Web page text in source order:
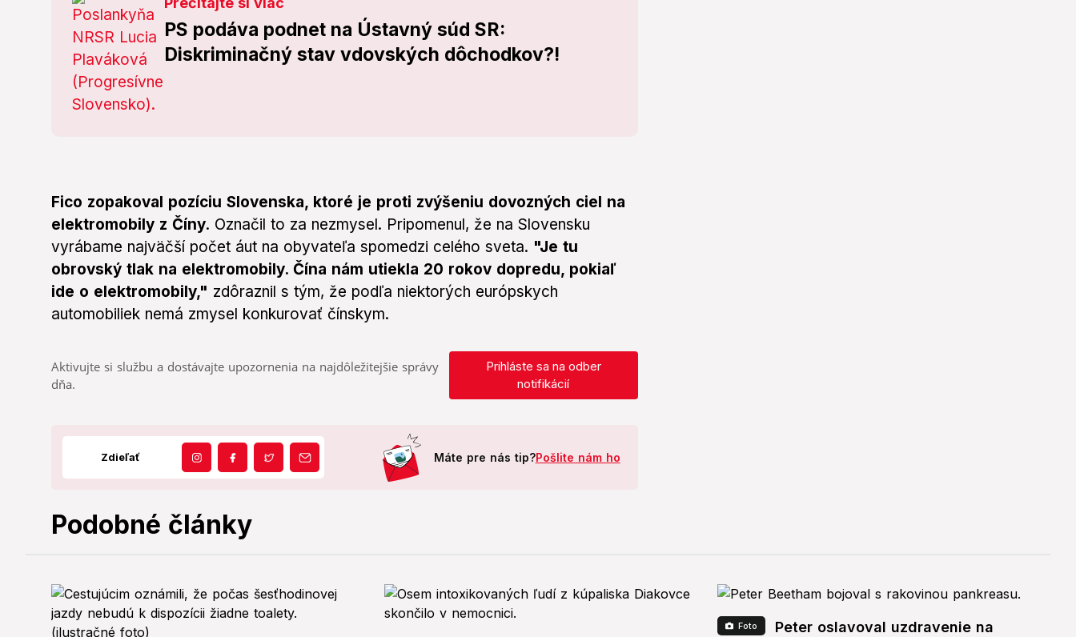
PS podáva podnet na Ústavný súd SR:
Diskriminačný stav vdovských dôchodkov?!
Fico zopakoval pozíciu Slovenska, ktoré je proti zvýšeniu dovozných ciel na
elektromobily z Číny. Označil to za nezmysel. Pripomenul, že na Slovensku
vyrábame najväčší počet áut na obyvateľa spomedzi celého sveta. "Je tu
obrovský tlak na elektromobily. Čína nám utiekla 20 rokov dopredu, pokiaľ
ide o elektromobily," zdôraznil s tým, že podľa niektorých európskych
automobiliek nemá zmysel konkurovať čínskym.
Aktivujte si službu a dostávajte upozornenia na najdôležitejšie správy
dňa.
Prihláste sa na odber
notifikácií
Zdieľať Máte pre nás tip?Pošlite nám ho
Podobné články
Foto
Peter oslavoval uzdravenie na